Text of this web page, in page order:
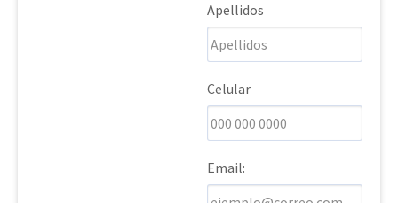
Apellidos
Celular
Email: